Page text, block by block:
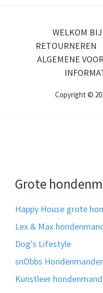
WELKOM
RETOURNEREN
ALGEMENE
Copyright ©
Grote
Happy House grote
Lex & Max
Dog's Lifestyle
snObbs
Kunstleer